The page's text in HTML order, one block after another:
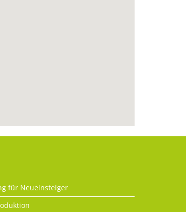
für Neueinsteiger